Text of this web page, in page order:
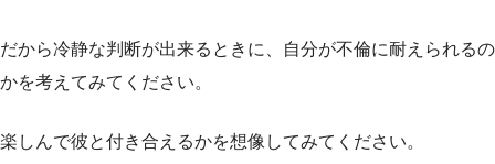
だから冷静な判断が出来るときに、自分が不倫に耐えられるの
かを考えてみてください。
楽しんで彼と付き合えるかを想像してみてください。